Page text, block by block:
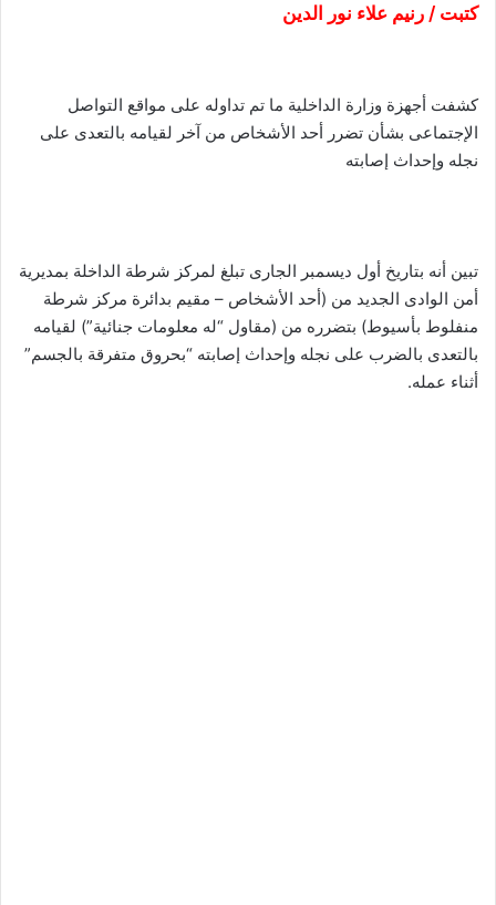
كتبت / رنيم علاء نور الدين
كشفت أجهزة وزارة الداخلية ما تم تداوله على مواقع التواصل
الإجتماعى بشأن تضرر أحد الأشخاص من آخر لقيامه بالتعدى على
نجله وإحداث إصابته
تبين أنه بتاريخ أول ديسمبر الجارى تبلغ لمركز شرطة الداخلة بمديرية
أمن الوادى الجديد من (أحد الأشخاص – مقيم بدائرة مركز شرطة
منفلوط بأسيوط) بتضرره من (مقاول “له معلومات جنائية”) لقيامه
بالتعدى بالضرب على نجله وإحداث إصابته “بحروق متفرقة بالجسم”
أثناء عمله.